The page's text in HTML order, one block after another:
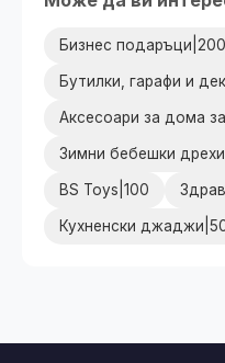
Бизнес подаръци|200
Бутилки, гарафи и
Аксесоари за дома
Зимни бебешки
BS Toys|100
Кухненски